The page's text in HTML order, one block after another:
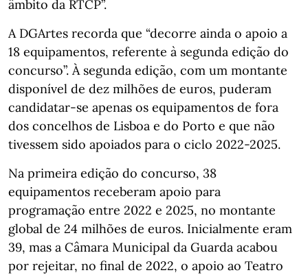
âmbito da RTCP”.
A DGArtes recorda que “decorre ainda o apoio a
18 equipamentos, referente à segunda edição do
concurso”. À segunda edição, com um montante
disponível de dez milhões de euros, puderam
candidatar-se apenas os equipamentos de fora
dos concelhos de Lisboa e do Porto e que não
tivessem sido apoiados para o ciclo 2022-2025.
Na primeira edição do concurso, 38
equipamentos receberam apoio para
programação entre 2022 e 2025, no montante
global de 24 milhões de euros. Inicialmente eram
39, mas a Câmara Municipal da Guarda acabou
por rejeitar, no final de 2022, o apoio ao Teatro